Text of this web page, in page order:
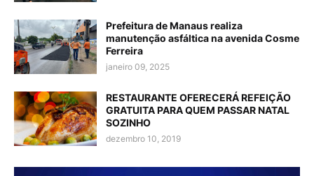
Prefeitura de Manaus realiza
manutenção asfáltica na avenida Cosme
Ferreira
janeiro 09, 2025
RESTAURANTE OFERECERÁ REFEIÇÃO
GRATUITA PARA QUEM PASSAR NATAL
SOZINHO
dezembro 10, 2019